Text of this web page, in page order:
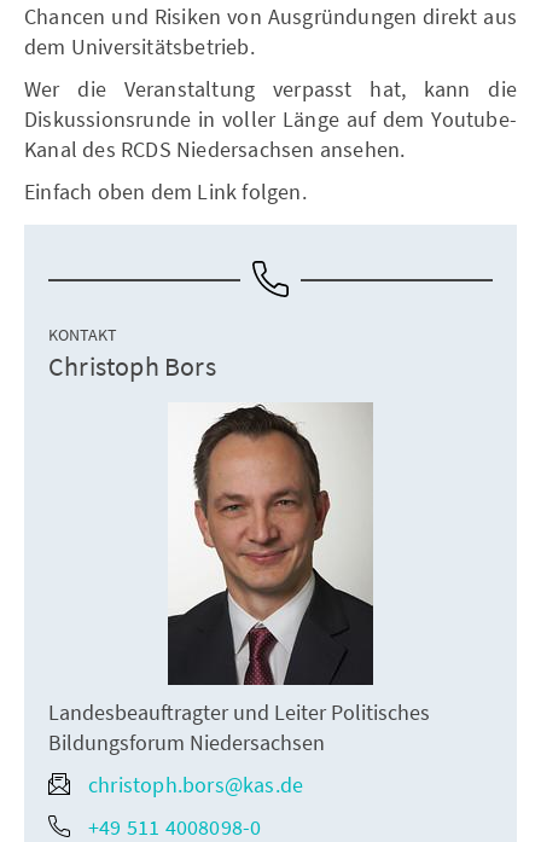
Chancen und Risiken von Ausgründungen direkt aus
dem Universitätsbetrieb.
Wer die Veranstaltung verpasst hat, kann die
Diskussionsrunde in voller Länge auf dem Youtube-
Kanal des RCDS Niedersachsen ansehen.
Einfach oben dem Link folgen.
KONTAKT
Christoph Bors
Landesbeauftragter und Leiter Politisches
Bildungsforum Niedersachsen
christoph.bors@kas.de
+49 511 4008098-0